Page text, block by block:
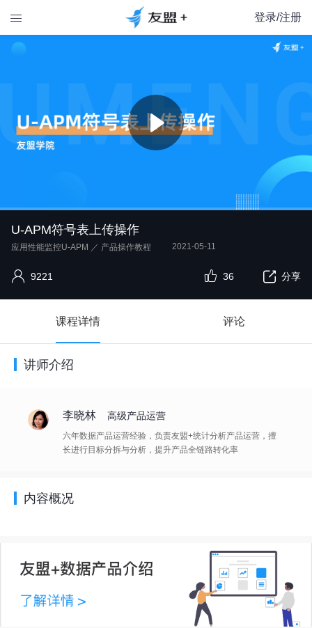
 登录/注册
U-APM符号表上传操作
应用性能监控U-APM ／ 产品操作教程 2021-05-11
9221 分享
36
课程详情 评论
讲师介绍
李晓林 高级产品运营
六年数据产品运营经验，负责友盟+统计分析产品运营，擅
长进行目标分拆与分析，提升产品全链路转化率
内容概况